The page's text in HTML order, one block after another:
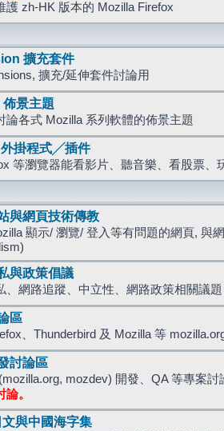
護 zh-HK 版本的 Mozilla Firefox
擴充套件
擴充/延伸套件討論用
景主題
論各式 Mozilla 系列軟體的佈景主題
掛程式╱插件
等瀏覽器能看影片、聽音樂、看股票、
與網頁技術傳教
顯示/ 瀏覽/ 登入等有問題的網頁, 與
與政策倡議
、網路追蹤、中立性、網路政策相關議題
區
、Thunderbird 及 Mozilla 等
討論區
mozdev) 開發、QA 等專案討
。
與中國海字集